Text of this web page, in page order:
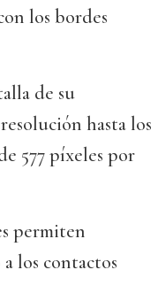
los bordes
de su
hasta los
577 píxeles por
permiten
los contactos